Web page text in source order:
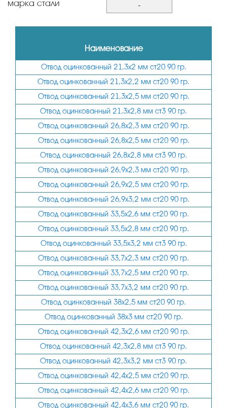
33,5
38
42,3
42,4
45
48
48,3
57
60,3
76
89
102
108
114
133
159
168
219
273
2,9
2,6
2
3,5
3,6
3
3,2
4
4,5
5
6
7
8
10
12
14
16
марка стали
-
Наименование
Отвод оцинкованный 21,3х2 мм ст20 90 гр.
Отвод оцинкованный 21,3х2,2 мм ст20 90 гр.
Отвод оцинкованный 21,3х2,5 мм ст20 90 гр.
Отвод оцинкованный 21,3х2,8 мм ст3 90 гр.
Отвод оцинкованный 26,8х2,3 мм ст20 90 гр.
Отвод оцинкованный 26,8х2,5 мм ст20 90 гр.
Отвод оцинкованный 26,8х2,8 мм ст3 90 гр.
Отвод оцинкованный 26,9х2,3 мм ст20 90 гр.
Отвод оцинкованный 26,9х2,5 мм ст20 90 гр.
Отвод оцинкованный 26,9х3,2 мм ст20 90 гр.
Отвод оцинкованный 33,5х2,6 мм ст20 90 гр.
Отвод оцинкованный 33,5х2,8 мм ст20 90 гр.
Отвод оцинкованный 33,5х3,2 мм ст3 90 гр.
Отвод оцинкованный 33,7х2,3 мм ст20 90 гр.
Отвод оцинкованный 33,7х2,5 мм ст20 90 гр.
Отвод оцинкованный 33,7х3,2 мм ст20 90 гр.
Отвод оцинкованный 38х2,5 мм ст20 90 гр.
Отвод оцинкованный 38х3 мм ст20 90 гр.
Отвод оцинкованный 42,3х2,6 мм ст20 90 гр.
Отвод оцинкованный 42,3х2,8 мм ст3 90 гр.
Отвод оцинкованный 42,3х3,2 мм ст3 90 гр.
Отвод оцинкованный 42,4х2,5 мм ст20 90 гр.
Отвод оцинкованный 42,4х2,6 мм ст20 90 гр.
Отвод оцинкованный 42,4х3,6 мм ст20 90 гр.